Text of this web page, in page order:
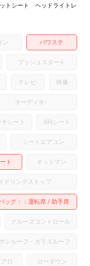
トシート ヘッドライトレ
ン パワステ
プッシュスタート
テレビ- 映像-
オーディオ-
チシート 3列シート
シートエアコン
ト オットマン
ドリングストップ
ッグ： 運転席 助手席
クルーズコントロール
サンルーフ・ガラスルーフ
ロ ローダウン